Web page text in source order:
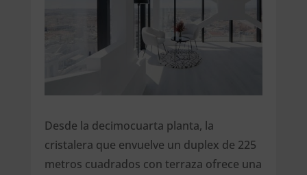
Desde la decimocuarta planta, la
cristalera que envuelve un duplex de 225
metros cuadrados con terraza ofrece una